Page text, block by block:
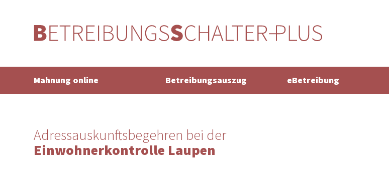
Mahnung online Betreibungsauszug eBetreibung
Adressauskunftsbegehren bei der
Einwohnerkontrolle Laupen